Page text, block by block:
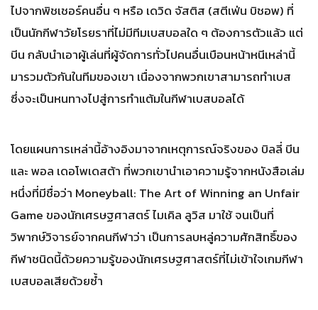
ไปจากพิชเชอร์คนอื่น ๆ หรือ เดวิด จัสติส (สตีเฟ่น บิชอพ) ที่
เป็นนักกีฬาวัยโรยราที่ไม่มีทีมเบสบอลใด ๆ ต้องการตัวแล้ว แต่
บีน กลับนำเอาผู้เล่นที่ผู้จัดการทั่วไปคนอื่นเบือนหน้าหนีเหล่านี้
มารวมตัวกันในทีมของเขา เนื่องจากพวกเขาสามารถทำเบส
ซึ่งจะเป็นหนทางไปสู่การทำแต้มในกีฬาเบสบอลได้
โดยแผนการเหล่านี้อ้างอิงมาจากเหตุการณ์จริงของ บิลลี่ บีน
และ พอล เดอโพเดสต้า ที่พวกเขานำเอาความรู้จากหนังสือเล่ม
หนึ่งที่มีชื่อว่า Moneyball: The Art of Winning an Unfair
Game ของนักเศรษฐศาสตร์ ไมเคิล ลูวิส มาใช้ จนเป็นที่
วิพากษ์วิจารย์จากคนกีฬาว่า เป็นการลบหลู่ความศักสิทธิ์ของ
กีฬาชนิดนี้ด้วยความรู้ของนักเศรษฐศาสตร์ที่ไม่เข้าใจเกมกีฬา
เบสบอลเสียด้วยซํ้า